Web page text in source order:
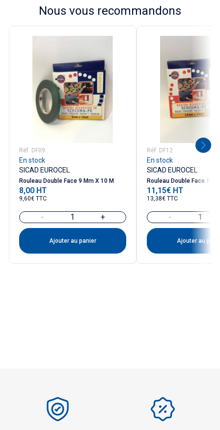
Nous vous recommandons
Réf. DF09
En stock
SICAD EUROCEL
Rouleau Double Face 9 Mm X 10 M
Prix
8,00 HT
9,60€ TTC
- +
Ajouter au panier
Réf. DF12
En stock
SICAD EUROCEL
Rouleau Double Face 12
Prix
11,15€ HT
13,38€ TTC
-
Ajouter au